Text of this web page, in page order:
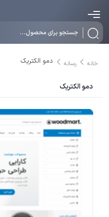
خانه رسانه دمو الکتریک
دمو الکتریک